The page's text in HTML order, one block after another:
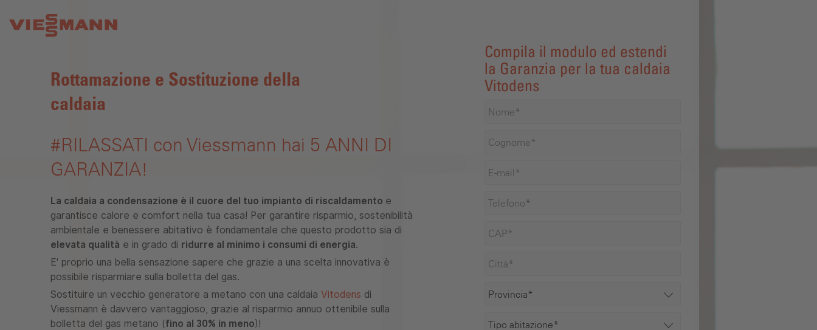
Rottamazione e Sostituzione della
caldaia
#RILASSATI con Viessmann hai 5 ANNI DI
GARANZIA!
La caldaia a condensazione è il cuore del tuo impianto di riscaldamento e
garantisce calore e comfort nella tua casa! Per garantire risparmio, sostenibilità
ambientale e benessere abitativo è fondamentale che questo prodotto sia di
elevata qualità e in grado di ridurre al minimo i consumi di energia.
E' proprio una bella sensazione sapere che grazie a una scelta innovativa è
possibile risparmiare sulla bolletta del gas.
Sostituire un vecchio generatore a metano con una caldaiaVitodens di
Viessmann è davvero vantaggioso, grazie al risparmio annuo ottenibile sulla
bolletta del gas metano (fino al 30% in meno)!
Compila il modulo ed estendi
la Garanzia per la tua caldaia
Vitodens